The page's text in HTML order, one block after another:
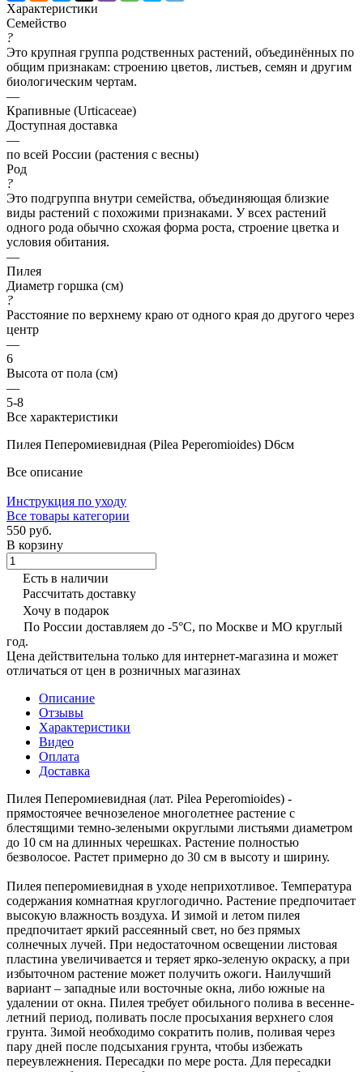
Характеристики
Семейство
?
Это крупная группа родственных растений, объединённых по
общим признакам: строению цветов, листьев, семян и другим
биологическим чертам.
—
Крапивные (Urticaceae)
Доступная доставка
—
по всей России (растения с весны)
Род
?
Это подгруппа внутри семейства, объединяющая близкие
виды растений с похожими признаками. У всех растений
одного рода обычно схожая форма роста, строение цветка и
условия обитания.
—
Пилея
Диаметр горшка (см)
?
Расстояние по верхнему краю от одного края до другого через
центр
—
6
Высота от пола (см)
—
5-8
Все характеристики
Пилея Пеперомиевидная (Pilea Peperomioides) D6см
Все описание
Инструкция по уходу
Все товары категории
550 руб.
В корзину
Есть в наличии
Рассчитать доставку
Хочу в подарок
По России доставляем до -5°C, по Москве и МО круглый
год.
Цена действительна только для интернет-магазина и может
отличаться от цен в розничных магазинах
Описание
Отзывы
Характеристики
Видео
Оплата
Доставка
Пилея Пеперомиевидная (лат. Pilea Peperomioides) -
прямостоячее вечнозеленое многолетнее растение с
блестящими темно-зелеными округлыми листьями диаметром
до 10 см на длинных черешках. Растение полностью
безволосое. Растет примерно до 30 см в высоту и ширину.
Пилея пеперомиевидная в уходе неприхотливое. Температура
содержания комнатная круглогодично. Растение предпочитает
высокую влажность воздуха. И зимой и летом пилея
предпочитает яркий рассеянный свет, но без прямых
солнечных лучей. При недостаточном освещении листовая
пластина увеличивается и теряет ярко-зеленую окраску, а при
избыточном растение может получить ожоги. Наилучший
вариант – западные или восточные окна, либо южные на
удалении от окна. Пилея требует обильного полива в весенне-
летний период, поливать после просыхания верхнего слоя
грунта. Зимой необходимо сократить полив, поливая через
пару дней после подсыхания грунта, чтобы избежать
переувлежнения. Пересадки по мере роста. Для пересадки